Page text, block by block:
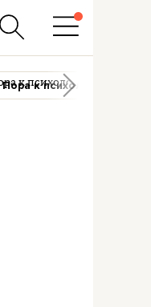
Пора к психологу